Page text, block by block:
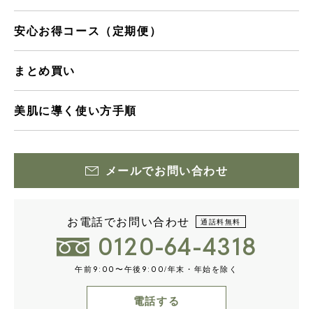
安心お得コース（定期便）
まとめ買い
美肌に導く使い方手順
メールでお問い合わせ
お電話でお問い合わせ 通話料無料
0120-64-4318
午前 9:00 〜午後 9:00/年末・年始を除く
電話する